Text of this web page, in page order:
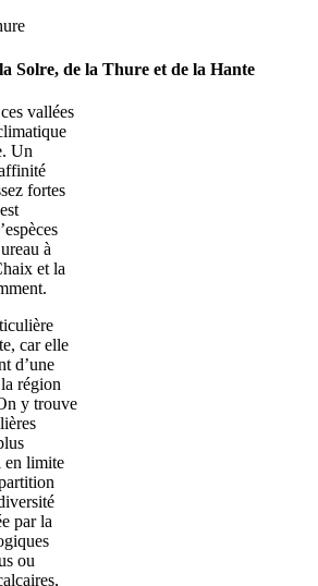
Solre, de la Thure et de la Hante
vallées
Un
fortes
à
et la
car elle
d’une
région
y trouve
en limite
par la
ou